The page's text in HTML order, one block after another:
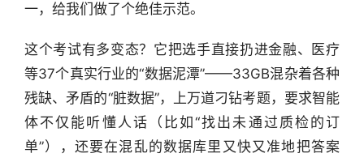
一，给我们做了个绝佳示范。
这个考试有多变态？它把选手直接扔进金融、医疗
等37个真实行业的“数据泥潭”——33GB混杂着各种
残缺、矛盾的“脏数据”，上万道刁钻考题，要求智能
体不仅能听懂人话（比如“找出未通过质检的订
单”），还要在混乱的数据库里又快又准地把答案